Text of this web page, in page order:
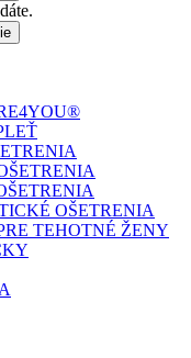
OŠETRENIA
TEHOTNÉ ŽENY